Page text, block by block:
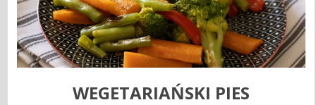
WEGETARIAŃSKI PIES